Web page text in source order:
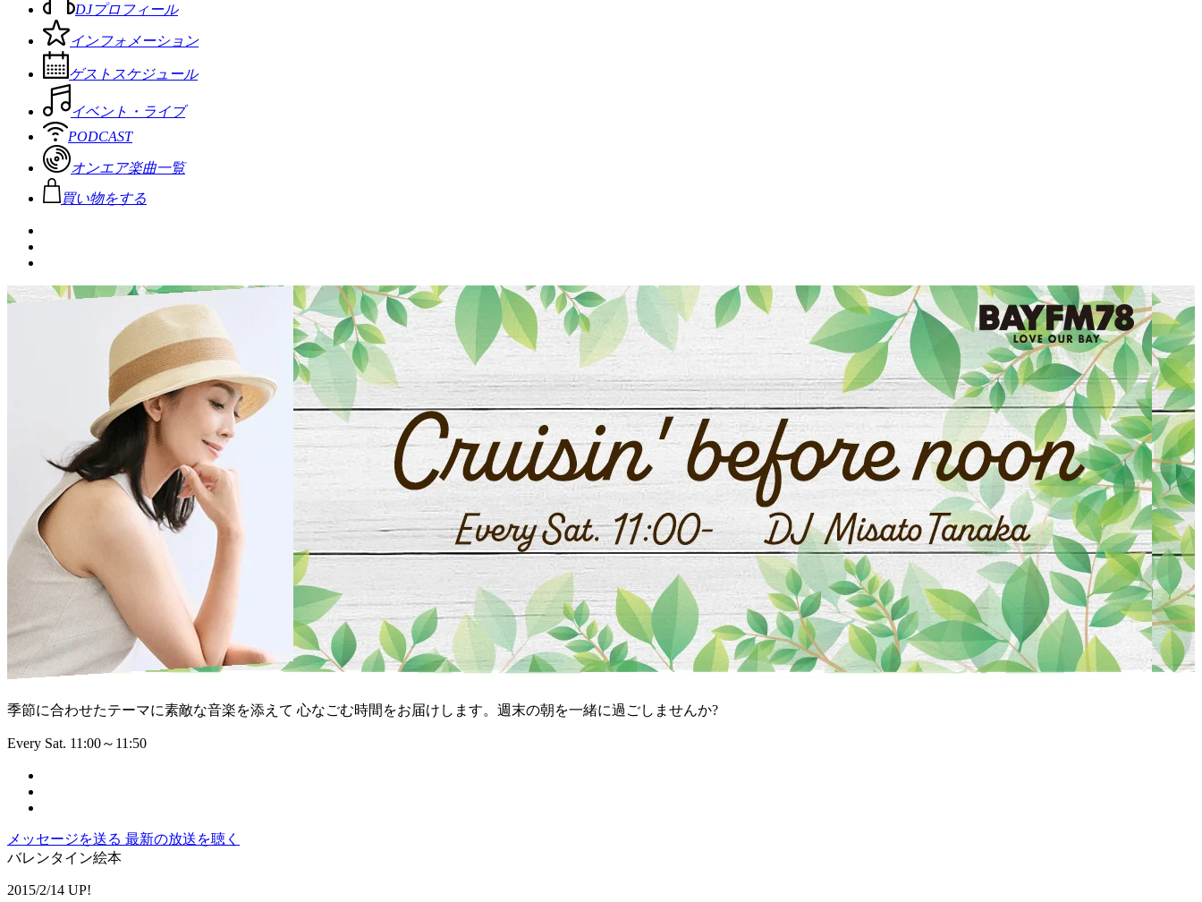
DJプロフィール
インフォメーション
ゲストスケジュール
イベント・ライブ
PODCAST
オンエア楽曲一覧
買い物をする
季節に合わせたテーマに素敵な音楽を添えて 心なごむ時間をお届けします。週末の朝を一緒に過ごしませんか?
Every Sat. 11:00～11:50
メッセージを送る 最新の放送を聴く
バレンタイン絵本
2015/2/14 UP!